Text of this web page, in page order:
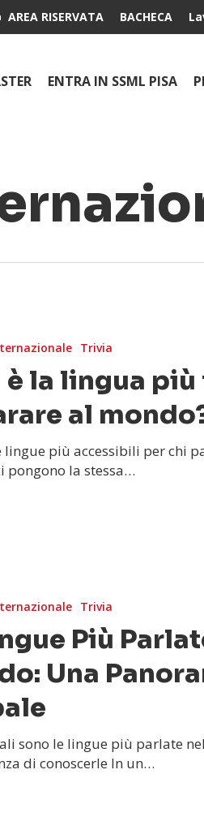
AREA RISERVATA BACHECA
ENTRA IN SSML PISA
Trivia
è la lingua
al
lingue più accessibili per chi
pongono la stessa…
Trivia
Più
Una
sono le lingue più parlate
di conoscerle In un…